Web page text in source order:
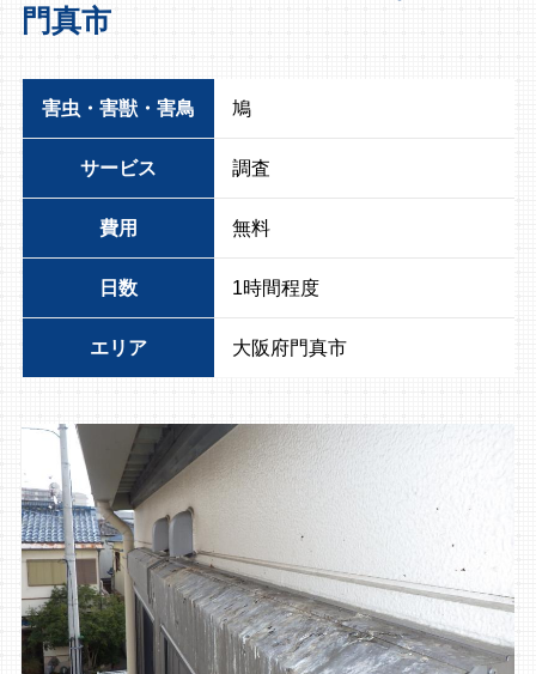
門真市
害虫・害獣・害鳥 鳩
サービス 調査
費用 無料
日数 1時間程度
エリア 大阪府門真市